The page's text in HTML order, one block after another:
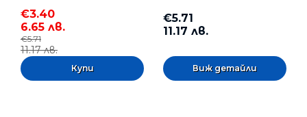
€3.40
6.65 лв.
€5.71
11.17 лв.
€5.71
11.17 лв.
Виж детайли